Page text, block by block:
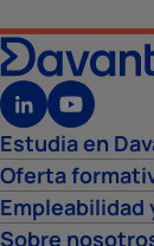
Estudia en
Oferta
Empleabilidad
Sobre